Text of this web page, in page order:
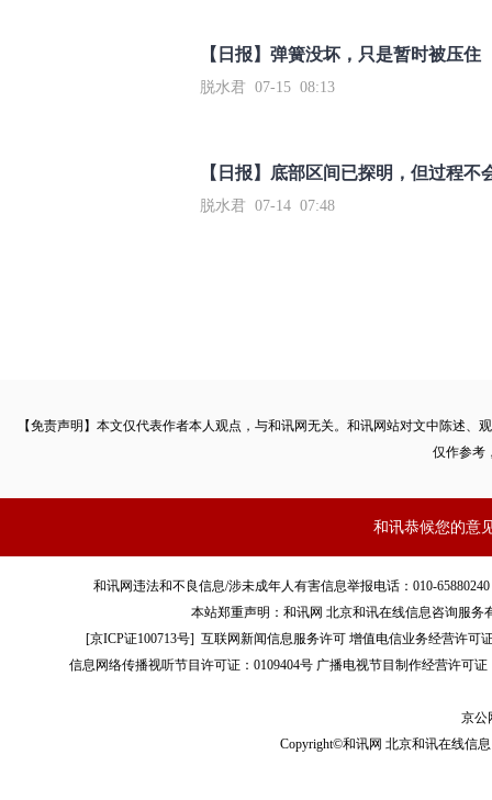
【日报】弹簧没坏，只是暂时被压住
脱水君 07-15 08:13
【日报】底部区间已探明，但过程不
脱水君 07-14 07:48
【免责声明】本文仅代表作者本人观点，与和讯网无关。和讯网站对文中陈述
仅作参考
和讯恭候您的意
和讯网违法和不良信息/涉未成年人有害信息举报电话：010-
本站郑重声明：和讯网 北京和讯在线信息咨询服
[京ICP证100713号]互联网新闻信息服务许可 增值电信业务经营许可
信息网络传播视听节目许可证：0109404号 广播电视节目制作经营许可证
京公
Copyright©和讯网 北京和讯在线信